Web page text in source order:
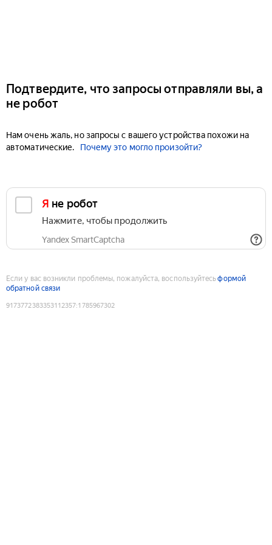
Подтвердите, что запросы отправляли вы, а
не робот
Нам очень жаль, но запросы с вашего устройства похожи на
автоматические.
Почему это могло произойти?
Я не робот
Нажмите, чтобы продолжить
Yandex SmartCaptcha
Если у вас возникли проблемы, пожалуйста, воспользуйтесьформой
обратной связи
9173772383353112357:1785967302